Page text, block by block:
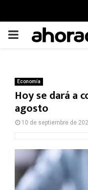
PRIMARY
Economía
Hoy se dará a
agosto
10 de septiembre de